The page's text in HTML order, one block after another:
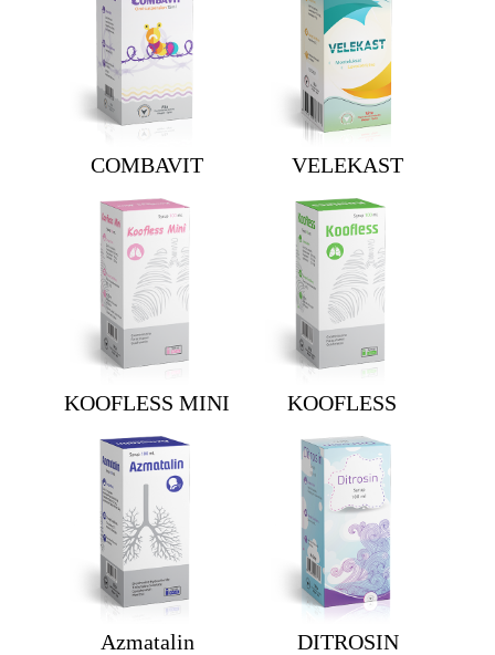
COMBAVIT VELEKAST
KOOFLESS MINI KOOFLESS
Azmatalin DITROSIN